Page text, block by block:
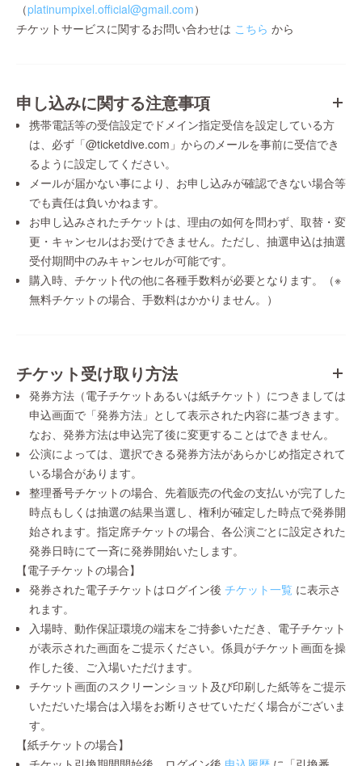
（platinumpixel.official@gmail.com）
チケットサービスに関するお問い合わせは こちら から
申し込みに関する注意事項
携帯電話等の受信設定でドメイン指定受信を設定している方
は、必ず「@ticketdive.com」からのメールを事前に受信でき
るように設定してください。
メールが届かない事により、お申し込みが確認できない場合等
でも責任は負いかねます。
お申し込みされたチケットは、理由の如何を問わず、取替・変
更・キャンセルはお受けできません。ただし、抽選申込は抽選
受付期間中のみキャンセルが可能です。
購入時、チケット代の他に各種手数料が必要となります。（※
無料チケットの場合、手数料はかかりません。）
チケット受け取り方法
発券方法（電子チケットあるいは紙チケット）につきましては
申込画面で「発券方法」として表示された内容に基づきます。
なお、発券方法は申込完了後に変更することはできません。
公演によっては、選択できる発券方法があらかじめ指定されて
いる場合があります。
整理番号チケットの場合、先着販売の代金の支払いが完了した
時点もしくは抽選の結果当選し、権利が確定した時点で発券開
始されます。指定席チケットの場合、各公演ごとに設定された
発券日時にて一斉に発券開始いたします。
【電子チケットの場合】
発券された電子チケットはログイン後 チケット一覧 に表示さ
れます。
入場時、動作保証環境の端末をご持参いただき、電子チケット
が表示された画面をご提示ください。係員がチケット画面を操
作した後、ご入場いただけます。
チケット画面のスクリーンショット及び印刷した紙等をご提示
いただいた場合は入場をお断りさせていただく場合がございま
す。
【紙チケットの場合】